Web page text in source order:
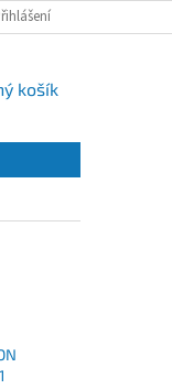
košík